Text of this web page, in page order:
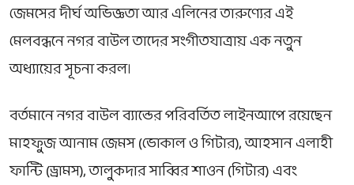
জেমসের দীর্ঘ অভিজ্ঞতা আর এলিনের তারুণ্যের এই
মেলবন্ধনে নগর বাউল তাদের সংগীতযাত্রায় এক নতুন
অধ্যায়ের সূচনা করল।
বর্তমানে নগর বাউল ব্যান্ডের পরিবর্তিত লাইনআপে রয়েছেন
মাহফুজ আনাম জেমস (ভোকাল ও গিটার), আহসান এলাহী
ফান্টি (ড্রামস), তালুকদার সাব্বির শাওন (গিটার) এবং